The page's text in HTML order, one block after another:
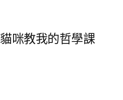
貓咪教我的哲學課